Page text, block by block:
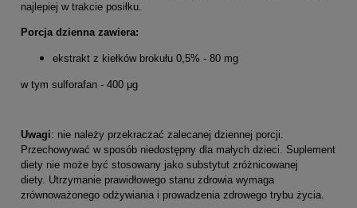
najlepiej w trakcie posiłku.
Porcja dzienna zawiera:
ekstrakt z kiełków brokułu 0,5% - 80 mg
w tym sulforafan - 400 μg
Uwagi: nie należy przekraczać zalecanej dziennej porcji.
Przechowywać w sposób niedostępny dla małych dzieci. Suplement
diety nie może być stosowany jako substytut zróżnicowanej
diety. Utrzymanie prawidłowego stanu zdrowia wymaga
zrównoważonego odżywiania i prowadzenia zdrowego trybu życia.